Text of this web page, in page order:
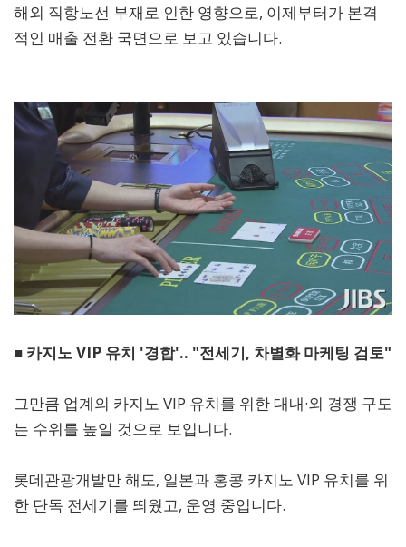
해외 직항노선 부재로 인한 영향으로, 이제부터가 본격
적인 매출 전환 국면으로 보고 있습니다.
■ 카지노 VIP 유치 '경합'.. "전세기, 차별화 마케팅 검토"
그만큼 업계의 카지노 VIP 유치를 위한 대내·외 경쟁 구도
는 수위를 높일 것으로 보입니다.
롯데관광개발만 해도, 일본과 홍콩 카지노 VIP 유치를 위
한 단독 전세기를 띄웠고, 운영 중입니다.